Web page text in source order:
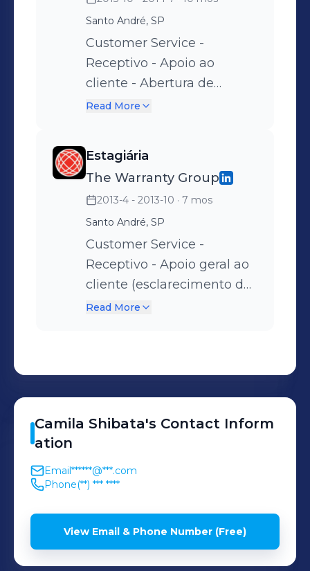
Financeiro para confirmar
status de análise do
sinistro ou pagamento -
Suporte ao cliente via
telefone, chat e e-mail -
solucionar
Santo André, SP
Customer Service -
Receptivo - Apoio ao
cliente - Abertura de
sinistros - Abertura de
casos para os setores
responsáveis - Participação
em grupo piloto de testes
Read More
Estagiária
The Warranty Group
2013-4 - 2013-10 · 7 mos
Santo André, SP
Customer Service -
Receptivo - Apoio geral ao
cliente (esclarecimento de
dúvidas) - Abertura de
Read More
Camila Shibata's Contact Inform
ation
Email******@***.com
Phone(**) *** ****
View Email & Phone Number (Free)